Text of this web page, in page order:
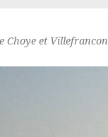
Choye et Villefrancon